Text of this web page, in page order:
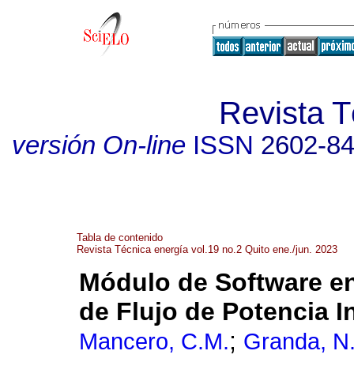
Revista
versión On-lineISSN 2602-
Tabla de contenido
Revista Técnica energía vol.19 no.2 Quito ene./jun. 2023
Módulo de Software
de Flujo de Potencia
Mancero, C.M.; Granda,